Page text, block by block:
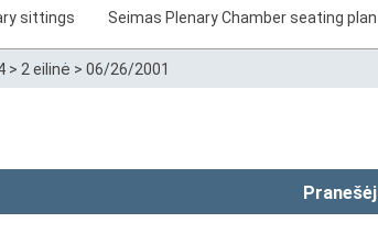
sittings Seimas Plenary Chamber seating plan
> 2 eilinė > 06/26/2001